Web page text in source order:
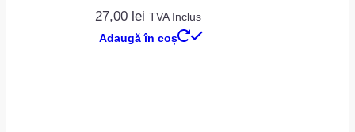
27,00 lei TVA Inclus
Adaugă în coș